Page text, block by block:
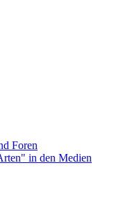
Foren
in den Medien